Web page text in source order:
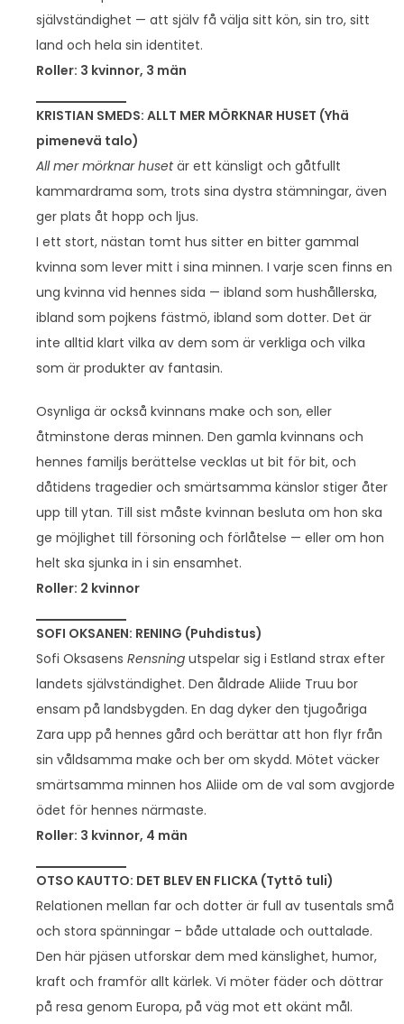
självständighet — att själv få välja sitt kön, sin tro, sitt
land och hela sin identitet.
Roller: 3 kvinnor, 3 män
KRISTIAN SMEDS: ALLT MER MÖRKNAR HUSET (Yhä
pimenevä talo)
All mer mörknar husetär ett känsligt och gåtfullt
kammardrama som, trots sina dystra stämningar, även
ger plats åt hopp och ljus.
I ett stort, nästan tomt hus sitter en bitter gammal
kvinna som lever mitt i sina minnen. I varje scen finns en
ung kvinna vid hennes sida — ibland som hushållerska,
ibland som pojkens fästmö, ibland som dotter. Det är
inte alltid klart vilka av dem som är verkliga och vilka
som är produkter av fantasin.
Osynliga är också kvinnans make och son, eller
åtminstone deras minnen. Den gamla kvinnans och
hennes familjs berättelse vecklas ut bit för bit, och
dåtidens tragedier och smärtsamma känslor stiger åter
upp till ytan. Till sist måste kvinnan besluta om hon ska
ge möjlighet till försoning och förlåtelse — eller om hon
helt ska sjunka in i sin ensamhet.
Roller: 2 kvinnor
SOFI OKSANEN: RENING (Puhdistus)
Sofi Oksasens Rensning utspelar sig i Estland strax efter
landets självständighet. Den åldrade Aliide Truu bor
ensam på landsbygden. En dag dyker den tjugoåriga
Zara upp på hennes gård och berättar att hon flyr från
sin våldsamma make och ber om skydd. Mötet väcker
smärtsamma minnen hos Aliide om de val som avgjorde
ödet för hennes närmaste.
Roller: 3 kvinnor, 4 män
OTSO KAUTTO: DET BLEV EN FLICKA (Tyttö tuli)
Relationen mellan far och dotter är full av tusentals små
och stora spänningar – både uttalade och outtalade.
Den här pjäsen utforskar dem med känslighet, humor,
kraft och framför allt kärlek. Vi möter fäder och döttrar
på resa genom Europa, på väg mot ett okänt mål.